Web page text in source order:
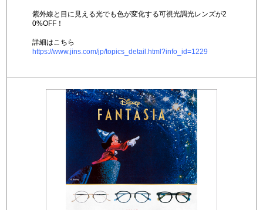
紫外線と目に見える光でも色が変化する可視光調光レンズが2
0%OFF！
詳細はこちら
https://www.jins.com/jp/topics_detail.html?info_id=1229